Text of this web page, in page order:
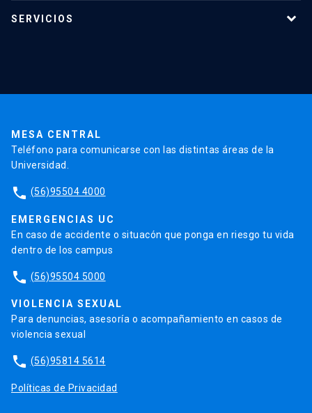
Admisión
SERVICIOS
MESA CENTRAL
Teléfono para comunicarse con las distintas áreas de la
Universidad.
phone (56)95504 4000
EMERGENCIAS UC
En caso de accidente o situacón que ponga en riesgo tu vida
dentro de los campus
phone (56)95504 5000
VIOLENCIA SEXUAL
Para denuncias, asesoría o acompañamiento en casos de
violencia sexual
phone (56)95814 5614
Políticas de Privacidad